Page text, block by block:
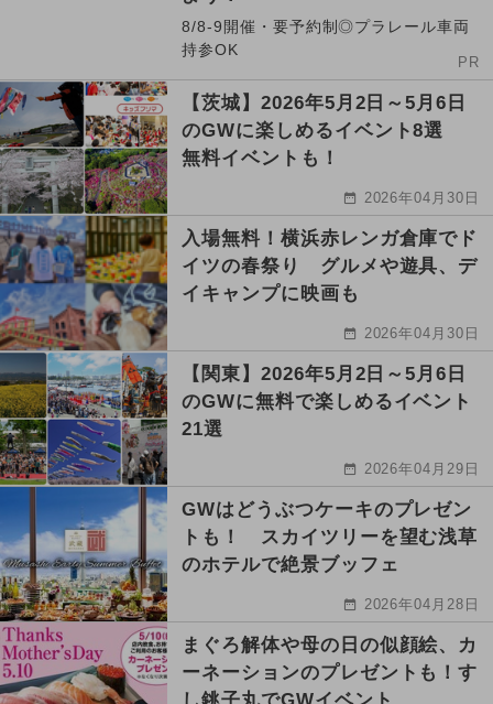
8/8-9開催・要予約制◎プラレール車両
持参OK
PR
【茨城】2026年5月2日～5月6日
のGWに楽しめるイベント8選
無料イベントも！
2026年04月30日
入場無料！横浜赤レンガ倉庫でド
イツの春祭り グルメや遊具、デ
イキャンプに映画も
2026年04月30日
【関東】2026年5月2日～5月6日
のGWに無料で楽しめるイベント
21選
2026年04月29日
GWはどうぶつケーキのプレゼン
トも！ スカイツリーを望む浅草
のホテルで絶景ブッフェ
2026年04月28日
まぐろ解体や母の日の似顔絵、カ
ーネーションのプレゼントも！す